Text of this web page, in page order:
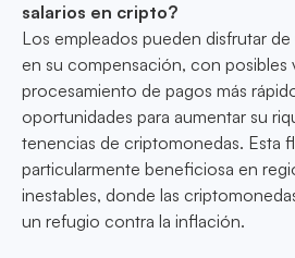
salarios en cripto?
Los empleados pueden disfrutar
en su compensación, con posibles
procesamiento de pagos más
oportunidades para aumentar su
tenencias de criptomonedas. Esta
particularmente beneficiosa en
inestables, donde las
un refugio contra la inflación.